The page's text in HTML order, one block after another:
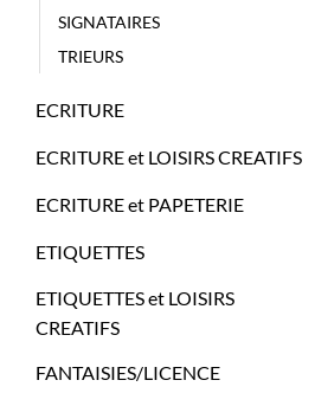
SIGNATAIRES
TRIEURS
ECRITURE
ECRITURE et LOISIRS CREATIFS
ECRITURE et PAPETERIE
ETIQUETTES
ETIQUETTES et LOISIRS
CREATIFS
FANTAISIES/LICENCE